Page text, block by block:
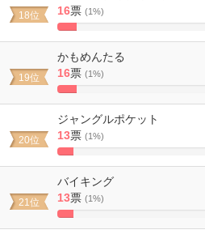
18位
16票 (1%)
6.5843621399177%
19位
かもめんたる
16票 (1%)
6.5843621399177%
20位
ジャングルポケット
13票 (1%)
5.3497942386831%
21位
バイキング
13票 (1%)
5.3497942386831%